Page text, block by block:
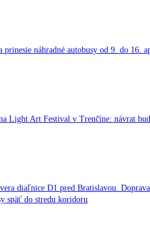
náhradné autobusy od 9. do 16.
Light Art Festival v Trenčíne: návrat
diaľnice D1 pred Bratislavou.
späť do stredu koridoru